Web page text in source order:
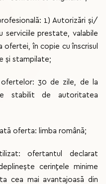
1) Autorizări și/
serviciile prestate, valabile
ofertei, în copie cu înscrisul
și stampilate;
30 de zile, de la
stabilit de autoritatea
oferta: limba română;
ofertantul declarat
cerinţele minime
cea mai avantajoasă din